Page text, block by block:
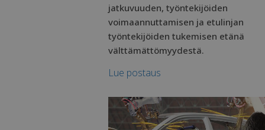
jatkuvuuden, työntekijöiden
voimaannuttamisen ja etulinjan
työntekijöiden tukemisen etänä
välttämättömyydestä.
Lue postaus